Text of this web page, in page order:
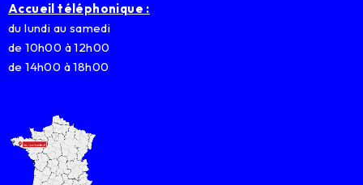
Accueil téléphonique :
du lundi au samedi
de 10h00 à 12h00
de 14h00 à 18h00